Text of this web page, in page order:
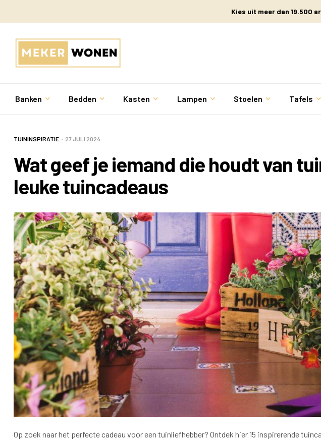
Kies uit meer dan 19.500
Banken Bedden Kasten Lampen Stoelen Tafels
TUININSPIRATIE 27 JULI 2024
Wat geef je iemand die houdt van
leuke tuincadeaus
Op zoek naar het perfecte cadeau voor een tuinliefhebber? Ontdek hier 15 inspirerende